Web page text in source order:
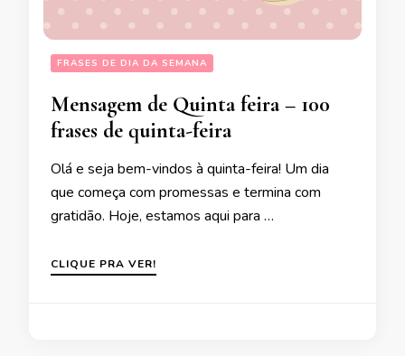
FRASES DE DIA DA SEMANA
Mensagem de Quinta feira – 100
frases de quinta-feira
Olá e seja bem-vindos à quinta-feira! Um dia
que começa com promessas e termina com
gratidão. Hoje, estamos aqui para …
CLIQUE PRA VER!